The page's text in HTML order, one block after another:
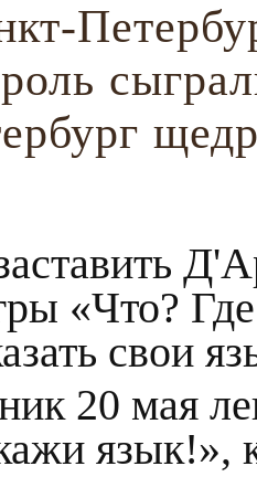
«Что?
свои
20 мая
язык!»,